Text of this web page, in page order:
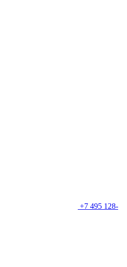
+7 495 128-